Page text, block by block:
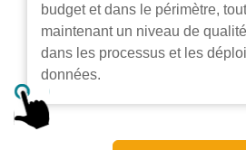
budget et dans le périmètre,
maintenant un niveau de
dans les processus et les
données.